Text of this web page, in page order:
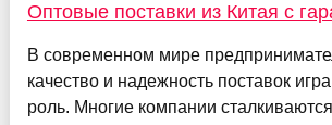
Оптовые поставки из Китая с
В современном мире
качество и надежность поставок
роль. Многие компании